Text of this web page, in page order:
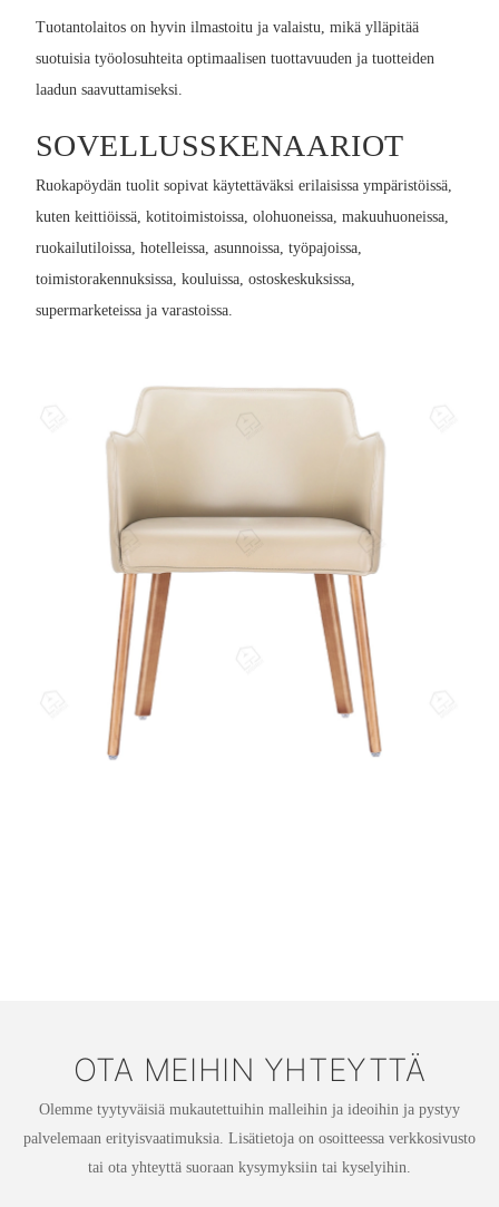
Tuotantolaitos on hyvin ilmastoitu ja valaistu, mikä ylläpitää
suotuisia työolosuhteita optimaalisen tuottavuuden ja tuotteiden
laadun saavuttamiseksi.
SOVELLUSSKENAARIOT
Ruokapöydän tuolit sopivat käytettäväksi erilaisissa ympäristöissä,
kuten keittiöissä, kotitoimistoissa, olohuoneissa, makuuhuoneissa,
ruokailutiloissa, hotelleissa, asunnoissa, työpajoissa,
toimistorakennuksissa, kouluissa, ostoskeskuksissa,
supermarketeissa ja varastoissa.
OTA MEIHIN YHTEYTTÄ
Olemme tyytyväisiä mukautettuihin malleihin ja ideoihin ja pystyy
palvelemaan erityisvaatimuksia. Lisätietoja on osoitteessa verkkosivusto
tai ota yhteyttä suoraan kysymyksiin tai kyselyihin.